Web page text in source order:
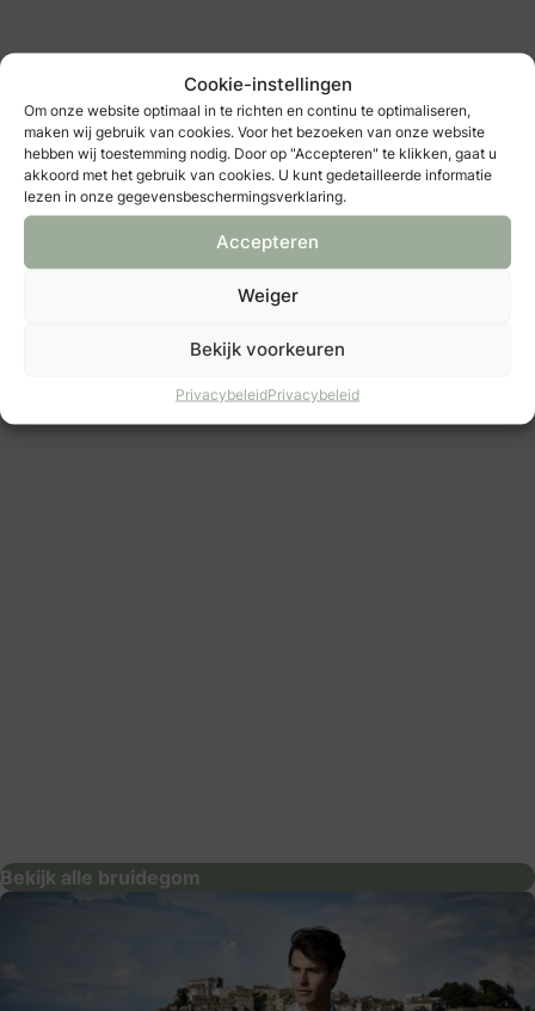
Cookie-instellingen
Om onze website optimaal in te richten en continu te optimaliseren,
maken wij gebruik van cookies. Voor het bezoeken van onze website
hebben wij toestemming nodig. Door op "Accepteren" te klikken, gaat u
akkoord met het gebruik van cookies. U kunt gedetailleerde informatie
lezen in onze gegevensbeschermingsverklaring.
Accepteren
Weiger
Bekijk voorkeuren
PrivacybeleidPrivacybeleid
bruidegom
Gents | Breda
Bekijk alle bruidegom